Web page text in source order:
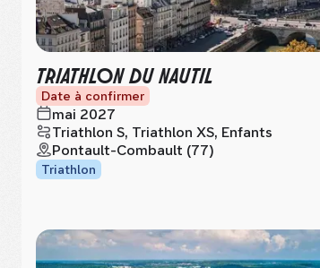
TRIATHLON DU NAUTIL
Date à confirmer
mai 2027
Triathlon S, Triathlon XS, Enfants
Pontault-Combault (77)
Triathlon